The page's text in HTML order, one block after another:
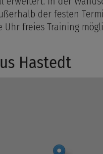
der festen
Uhr freies Training
Hastedt